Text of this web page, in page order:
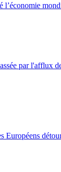
l’économie
par l'afflux
Européens